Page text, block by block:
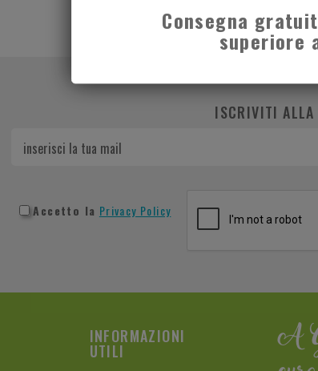
Consegna
superiore
ISCRIVITI ALLA
Accetto la Privacy Policy
A
INFORMAZIONI
UTILI